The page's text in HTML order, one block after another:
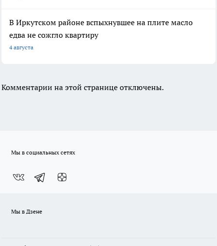
В Иркутском районе вспыхнувшее на плите масло
едва не сожгло квартиру
4 августа
Комментарии на этой странице отключены.
Мы в социальных сетях
Мы в Дзене